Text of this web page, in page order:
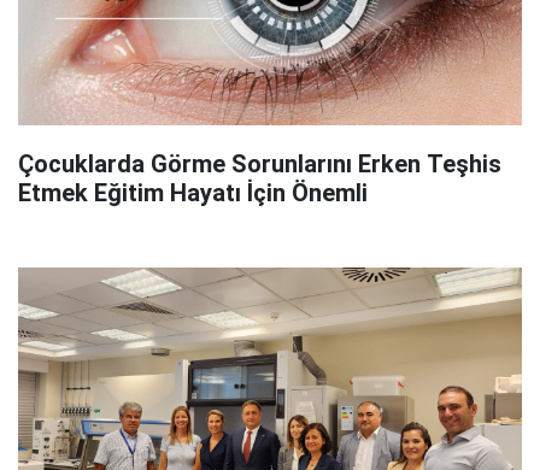
Çocuklarda Görme Sorunlarını Erken Teşhis
Etmek Eğitim Hayatı İçin Önemli